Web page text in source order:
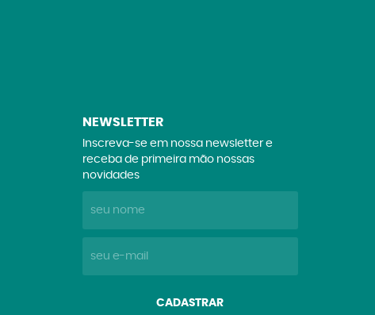
NEWSLETTER
Inscreva-se em nossa newsletter e
receba de primeira mão nossas
novidades
CADASTRAR